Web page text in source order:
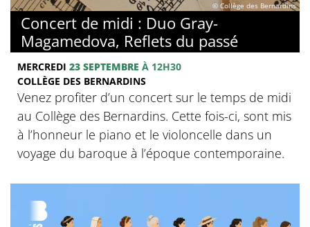
© Collège des Bernardins
Concert de midi : Duo Gray-
Magamedova, Reflets du passé
MERCREDI 23 SEPTEMBRE À 12H30
COLLÈGE DES BERNARDINS
Venez profiter d’un concert sur le temps de midi
au Collège des Bernardins. Cette fois-ci, sont mis
à l’honneur le piano et le violoncelle dans un
voyage du baroque à l’époque contemporaine.